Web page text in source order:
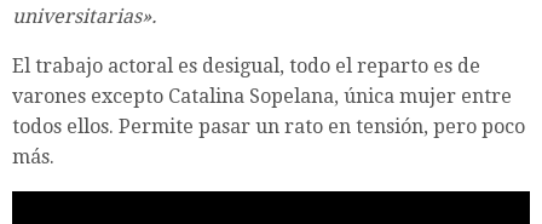
universitarias».
El trabajo actoral es desigual, todo el reparto es de
varones excepto Catalina Sopelana, única mujer entre
todos ellos. Permite pasar un rato en tensión, pero poco
más.